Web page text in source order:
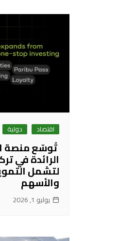
اقتصاد دولية
تُوسّع منصة
لتشمل
والأسهم
يوليو 1, 2026